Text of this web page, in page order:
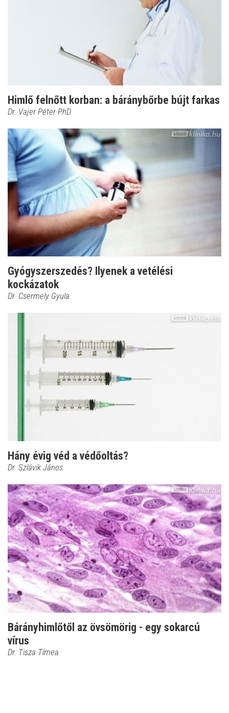
Himlő felnőtt korban: a báránybőrbe bújt farkas
Dr. Vajer Péter PhD
Gyógyszerszedés? Ilyenek a vetélési
kockázatok
Dr. Csermely Gyula
Hány évig véd a védőoltás?
Dr. Szlávik János
Bárányhimlőtől az övsömörig - egy sokarcú
vírus
Dr. Tisza Tímea